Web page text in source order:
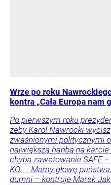
Wrze po roku
kontra „Cała Europa nam
Po pierwszym roku
żeby Karol Nawrocki
zwaśnionymi politycznymi
największą hańbą na
chyba zawetowanie SAFE
KO. – Mamy głowę
dumni – kontruje Marek